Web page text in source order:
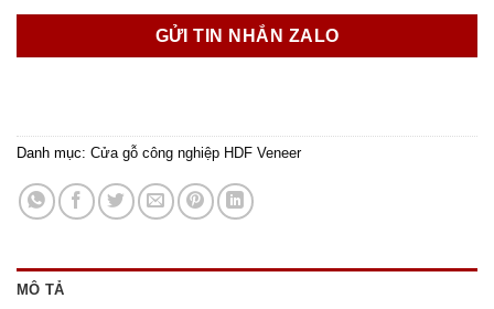
GỬI TIN NHẮN ZALO
Danh mục: Cửa gỗ công nghiệp HDF Veneer
MÔ TẢ